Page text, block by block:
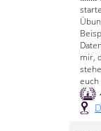
mir,
euch